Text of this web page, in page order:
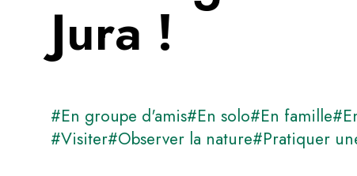
Jura !
#En groupe d'amis#En solo#En famille
#Visiter#Observer la nature#Pratiquer